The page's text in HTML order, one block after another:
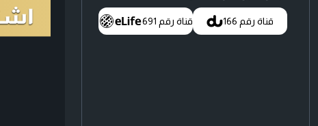
قناة رقم 166 قناة رقم 691